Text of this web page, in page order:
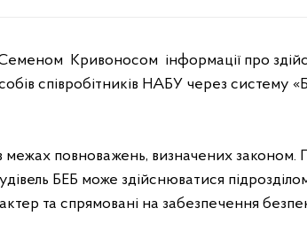
співробітників НАБУ через систему
повноважень, визначених законом.
БЕБ може здійснюватися
та спрямовані на забезпечення